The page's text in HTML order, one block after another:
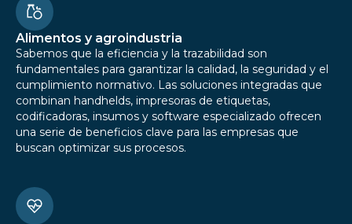
Alimentos y agroindustria
Sabemos que la eficiencia y la trazabilidad son
fundamentales para garantizar la calidad, la seguridad y el
cumplimiento normativo. Las soluciones integradas que
combinan handhelds, impresoras de etiquetas,
codificadoras, insumos y software especializado ofrecen
una serie de beneficios clave para las empresas que
buscan optimizar sus procesos.